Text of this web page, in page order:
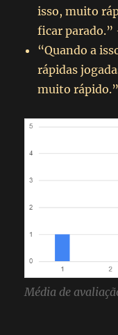
isso, muito
ficar parado.”
“Quando a
rápidas
muito
Média de